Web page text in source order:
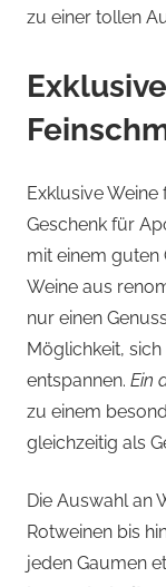
zu einer tollen
Exklusive
Geschenk für
mit einem guten
Weine aus
nur einen
Möglichkeit,
entspannen. Ein
zu einem
gleichzeitig als
Die Auswahl an
Rotweinen bis
jeden Gaumen